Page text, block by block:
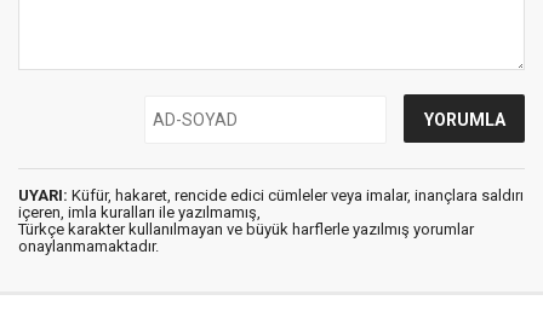
UYARI: Küfür, hakaret, rencide edici cümleler veya imalar, inançlara saldırı
içeren, imla kuralları ile yazılmamış,
Türkçe karakter kullanılmayan ve büyük harflerle yazılmış yorumlar
onaylanmamaktadır.